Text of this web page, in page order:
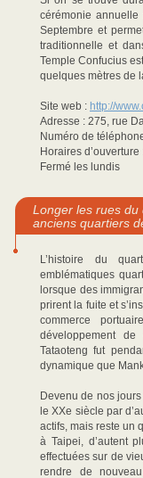
cérémonie
Septembre et
traditionnelle et
Temple Confucius
quelques mètres de
Site web : http://
Adresse : 275, rue
Numéro de
Horaires
Fermé les lundis
Longer les rues du
anciens quartiers
L’histoire du
emblématiques
lorsque des
prirent la fuite et
commerce
développement
Tataoteng fut
dynamique que
Devenu de nos
le XXe siècle par
actifs, mais reste un
à Taipei, d’autent
effectuées sur de
rendre de